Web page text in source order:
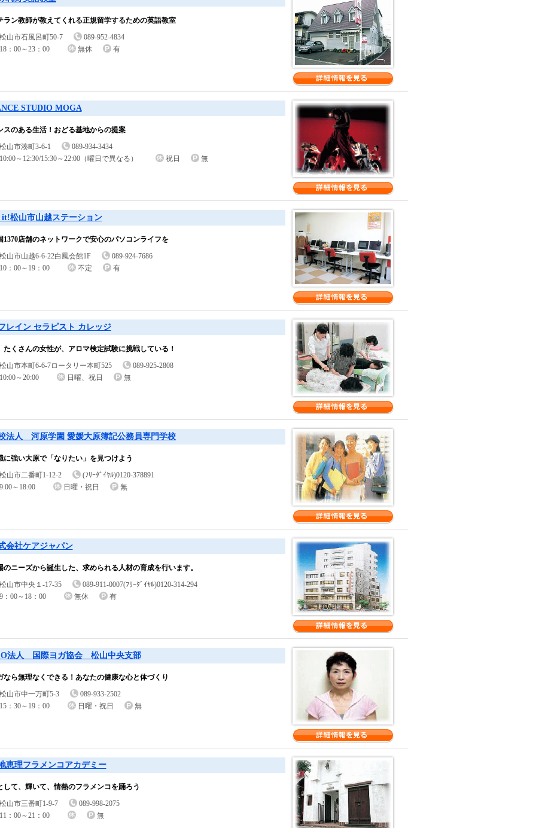
ラン教師が教えてくれる正規留学するための英語教室
松山市石風呂町50-7
089-952-4834
18：00～23：00
無休 有
STUDIO MOGA
スのある生活！おどる基地からの提案
松山市湊町3-6-1
089-934-3434
10:00～12:30/15:30～22:00（曜日で異なる）
祝日 無
it!松山市山越ステーション
1370店舗のネットワークで安心のパソコンライフを
松山市山越6-6-22白鳳会館1F
089-924-7686
10：00～19：00
不定 有
レイン セラピスト カレッジ
たくさんの女性が、アロマ検定試験に挑戦している！
松山市本町6-6-7ロータリー本町525
089-925-2808
10:00～20:00
日曜、祝日 無
法人 河原学園 愛媛大原簿記公務員専門学校
に強い大原で「なりたい」を見つけよう
松山市二番町1-12-2
(ﾌﾘｰﾀﾞｲﾔﾙ)0120-378891
9:00～18:00
日曜・祝日 無
会社ケアジャパン
のニーズから誕生した、求められる人材の育成を行います。
松山市中央１-17-35
089-911-0007(ﾌﾘｰﾀﾞｲﾔﾙ)0120-314-294
9：00～18：00
無休 有
法人 国際ヨガ協会 松山中央支部
なら無理なくできる！あなたの健康な心と体づくり
松山市中一万町5-3
089-933-2502
15：30～19：00
日曜・祝日 無
恵理フラメンコアカデミー
して、輝いて、情熱のフラメンコを踊ろう
松山市三番町1-9-7
089-998-2075
11：00～21：00
無